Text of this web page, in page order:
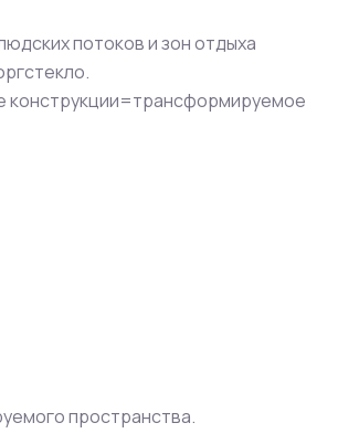
потоков и зон отдыха
конструкции=трансформируемое
пространства.